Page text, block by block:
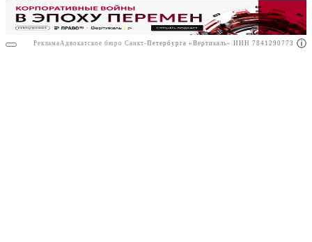
РекламаАО"ПРАВО.РУ" ИНН: 7708095468
Реклама Адвокатское бюро Санкт-Петербурга «Вертикаль» ИНН 7841290773